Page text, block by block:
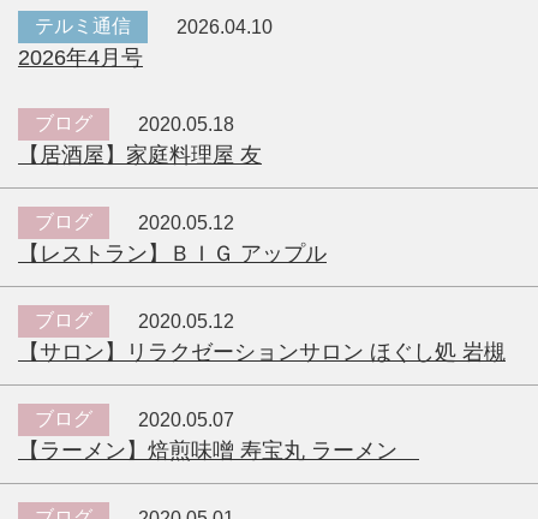
テルミ通信 2026.04.10
2026年4月号
ブログ 2020.05.18
【居酒屋】家庭料理屋 友
ブログ 2020.05.12
【レストラン】ＢＩＧ アップル
ブログ 2020.05.12
【サロン】リラクゼーションサロン ほぐし処 岩槻
ブログ 2020.05.07
【ラーメン】焙煎味噌 寿宝丸 ラーメン